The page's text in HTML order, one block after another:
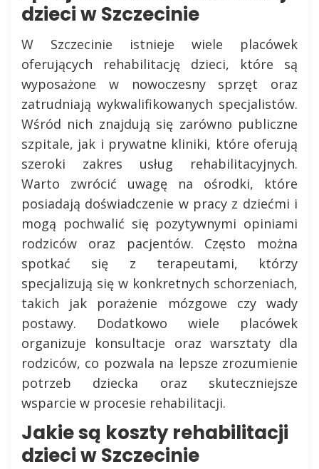
dzieci w Szczecinie
W Szczecinie istnieje wiele placówek
oferujących rehabilitację dzieci, które są
wyposażone w nowoczesny sprzęt oraz
zatrudniają wykwalifikowanych specjalistów.
Wśród nich znajdują się zarówno publiczne
szpitale, jak i prywatne kliniki, które oferują
szeroki zakres usług rehabilitacyjnych.
Warto zwrócić uwagę na ośrodki, które
posiadają doświadczenie w pracy z dziećmi i
mogą pochwalić się pozytywnymi opiniami
rodziców oraz pacjentów. Często można
spotkać się z terapeutami, którzy
specjalizują się w konkretnych schorzeniach,
takich jak porażenie mózgowe czy wady
postawy. Dodatkowo wiele placówek
organizuje konsultacje oraz warsztaty dla
rodziców, co pozwala na lepsze zrozumienie
potrzeb dziecka oraz skuteczniejsze
wsparcie w procesie rehabilitacji.
Jakie są koszty rehabilitacji
dzieci w Szczecinie